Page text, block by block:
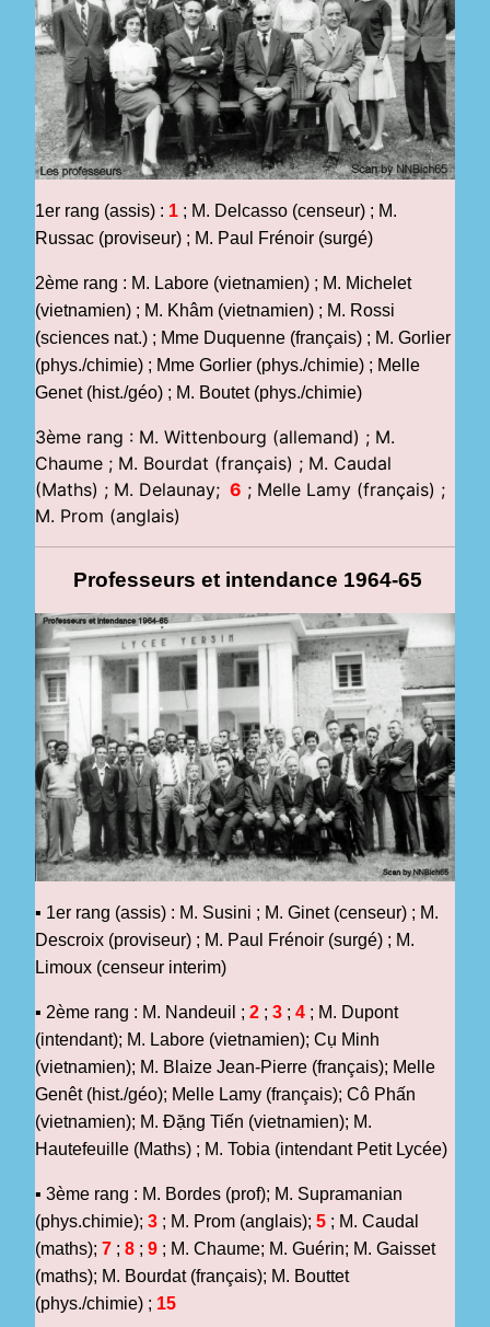
1er rang (assis) : 1 ; M. Delcasso (censeur) ; M.
Russac (proviseur) ; M. Paul Frénoir (surgé)
2ème rang : M. Labore (vietnamien) ; M. Michelet
(vietnamien) ; M. Khâm (vietnamien) ; M. Rossi
(sciences nat.) ; Mme Duquenne (français) ; M. Gorlier
(phys./chimie) ; Mme Gorlier (phys./chimie) ; Melle
Genet (hist./géo) ; M. Boutet (phys./chimie)
3ème rang : M. Wittenbourg (allemand) ; M.
Chaume ; M. Bourdat (français) ; M. Caudal
(Maths) ; M. Delaunay; 6 ; Melle Lamy (français) ;
M. Prom (anglais)
Professeurs et intendance 1964-65
▪ 1er rang (assis) : M. Susini ; M. Ginet (censeur) ; M.
Descroix (proviseur) ; M. Paul Frénoir (surgé) ; M.
Limoux (censeur interim)
▪ 2ème rang : M. Nandeuil ; 2 ; 3 ; 4 ; M. Dupont
(intendant); M. Labore (vietnamien); Cụ Minh
(vietnamien); M. Blaize Jean-Pierre (français); Melle
Genêt (hist./géo); Melle Lamy (français); Cô Phấn
(vietnamien); M. Ðặng Tiến (vietnamien); M.
Hautefeuille (Maths) ; M. Tobia (intendant Petit Lycée)
▪ 3ème rang : M. Bordes (prof); M. Supramanian
(phys.chimie); 3 ; M. Prom (anglais); 5 ; M. Caudal
(maths); 7 ; 8 ; 9 ; M. Chaume; M. Guérin; M. Gaisset
(maths); M. Bourdat (français); M. Bouttet
(phys./chimie) ; 15